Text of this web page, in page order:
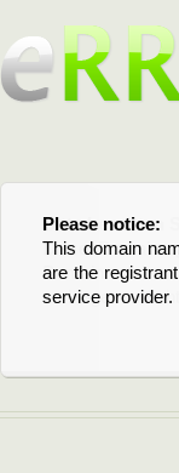
Please notice:
This domain
are the
service provider.
Bitte beachten
Diese
Domain
verlängern